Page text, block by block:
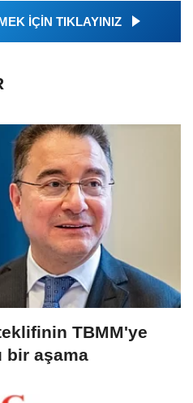
İÇİN TIKLAYINIZ
TBMM'ye
bir aşama